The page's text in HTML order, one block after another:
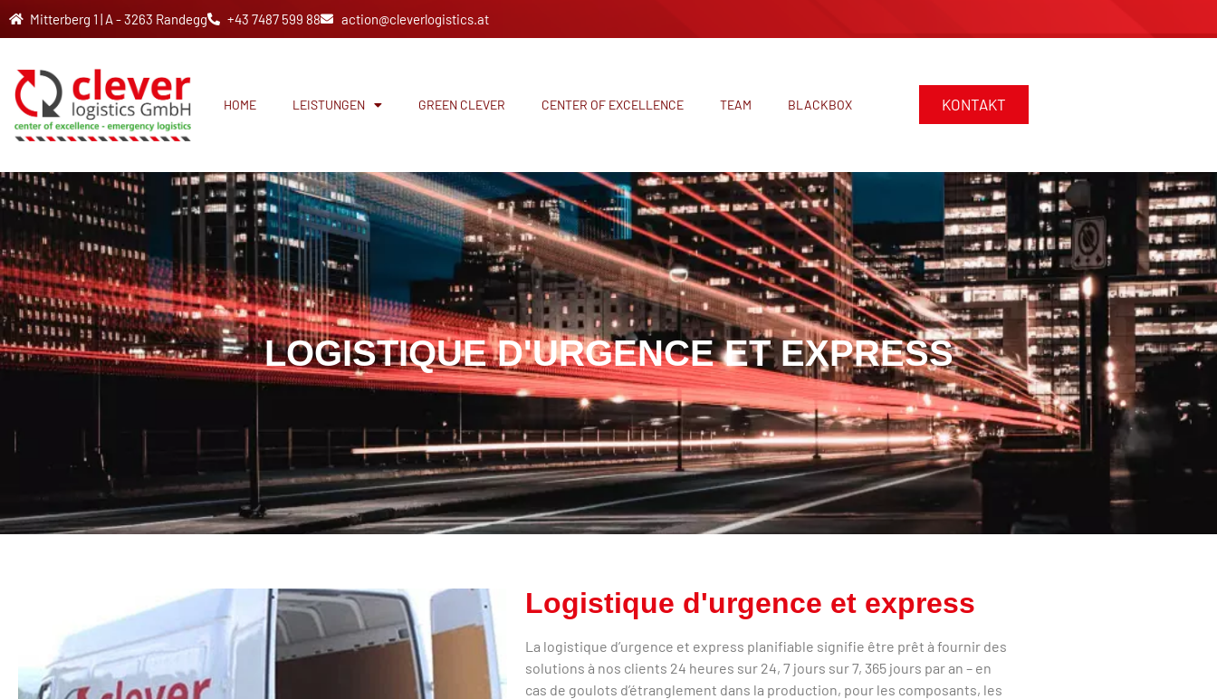
Mitterberg 1 | A - 3263 Randegg +43 7487 599 88 action@cleverlogistics.at
HOME LEISTUNGEN GREEN CLEVER CENTER OF EXCELLENCE TEAM BLACKBOX KONTAKT
LOGISTIQUE D'URGENCE ET EXPRESS
Logistique d'urgence et express
La logistique d’urgence et express planifiable signifie être prêt à fournir des
solutions à nos clients 24 heures sur 24, 7 jours sur 7, 365 jours par an – en
cas de goulots d’étranglement dans la production, pour les composants, les